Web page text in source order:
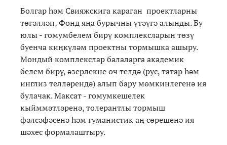
Болгар һәм Свияжскига караган проектларны
төгәлләп, Фонд яңа бурычны үтәүгә алынды. Бу
юлы - гомумбелем бирү комплексларын төзү
буенча киңкүләм проектны тормышка ашыру.
Мондый комплекслар балаларга академик
белем бирү, әзерлекне өч телдә (рус, татар һәм
инглиз телләрендә) алып бару мөмкинлегенә ия
булачак. Максат - гомумкешелек
кыйммәтләренә, толерантлы тормыш
фәлсәфәсенә һәм гуманистик аң сөрешенә ия
шәхес формалаштыру.